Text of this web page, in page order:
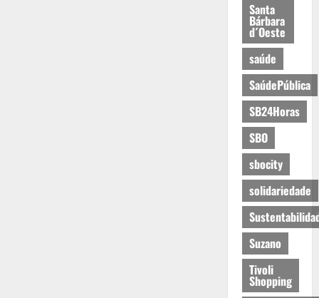
Santa
Bárbara
d´Oeste
saúde
SaúdePública
SB24Horas
SBO
sbocity
solidariedade
Suzano
Tivoli
Shopping